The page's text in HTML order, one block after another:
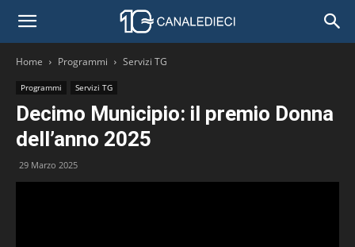
Home Programmi Servizi TG
Programmi Servizi TG
Decimo Municipio: il premio Donna
dell’anno 2025
29 Marzo 2025